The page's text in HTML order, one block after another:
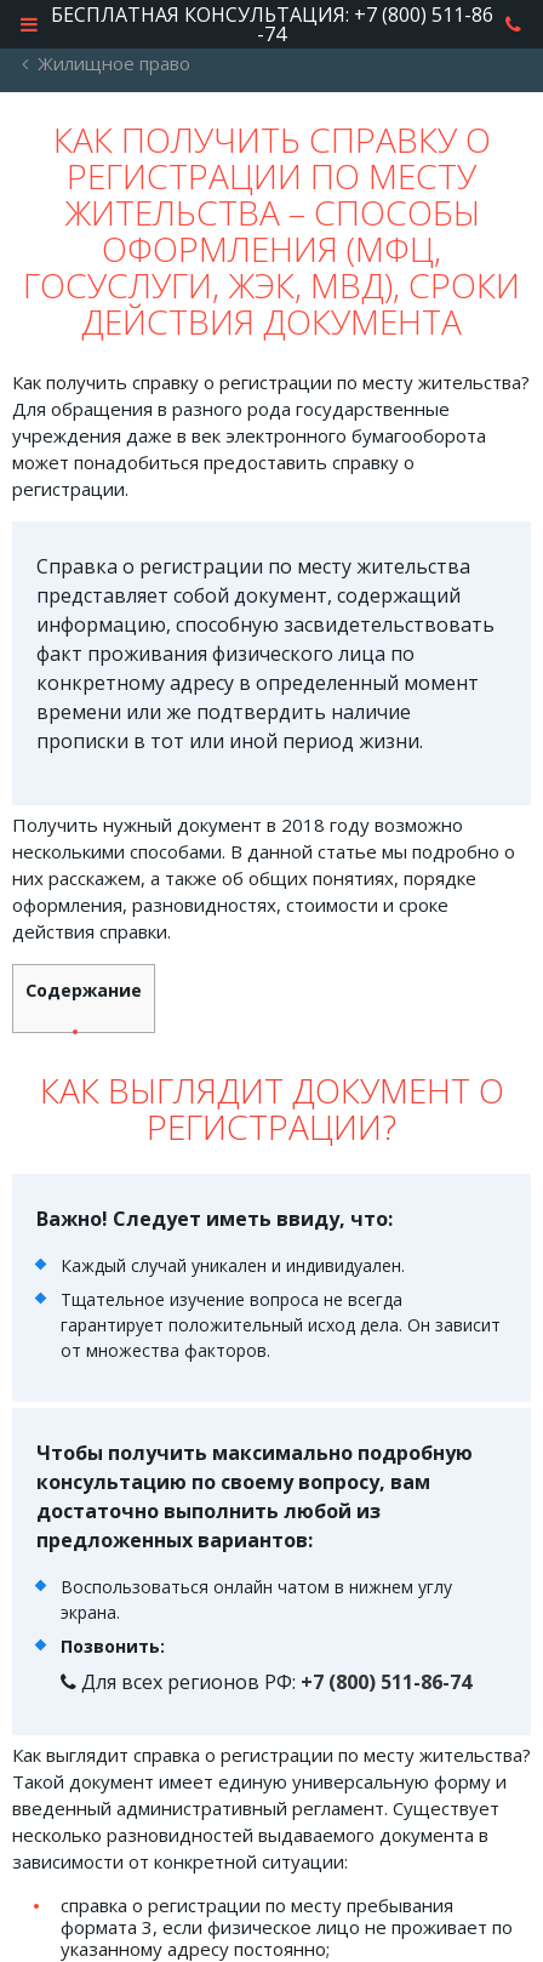
БЕСПЛАТНАЯ КОНСУЛЬТАЦИЯ: +7 (800) 511-86
-74
Жилищное право
КАК ПОЛУЧИТЬ СПРАВКУ О
РЕГИСТРАЦИИ ПО МЕСТУ
ЖИТЕЛЬСТВА – СПОСОБЫ
ОФОРМЛЕНИЯ (МФЦ,
ГОСУСЛУГИ, ЖЭК, МВД), СРОКИ
ДЕЙСТВИЯ ДОКУМЕНТА
Как получить справку о регистрации по месту жительства?
Для обращения в разного рода государственные
учреждения даже в век электронного бумагооборота
может понадобиться предоставить справку о
регистрации.
Справка о регистрации по месту жительства
представляет собой документ, содержащий
информацию, способную засвидетельствовать
факт проживания физического лица по
конкретному адресу в определенный момент
времени или же подтвердить наличие
прописки в тот или иной период жизни.
Получить нужный документ в 2018 году возможно
несколькими способами. В данной статье мы подробно о
них расскажем, а также об общих понятиях, порядке
оформления, разновидностях, стоимости и сроке
действия справки.
Содержание
КАК ВЫГЛЯДИТ ДОКУМЕНТ О
РЕГИСТРАЦИИ?
Важно! Следует иметь ввиду, что:
Каждый случай уникален и индивидуален.
Тщательное изучение вопроса не всегда
гарантирует положительный исход дела. Он зависит
от множества факторов.
Чтобы получить максимально подробную
консультацию по своему вопросу, вам
достаточно выполнить любой из
предложенных вариантов:
Воспользоваться онлайн чатом в нижнем углу
экрана.
Позвонить:
Для всех регионов РФ: +7 (800) 511-86-74
Как выглядит справка о регистрации по месту жительства?
Такой документ имеет единую универсальную форму и
введенный административный регламент. Существует
несколько разновидностей выдаваемого документа в
зависимости от конкретной ситуации:
справка о регистрации по месту пребывания
формата 3, если физическое лицо не проживает по
указанному адресу постоянно;
Автомобильное право
Авторское право
Административное право
Военное право
Гражданское право
Документы и договора
Жилищное право
Законы, кодексы и акты
Земельное право
Медицинское право
Миграционное право
Налоговое право
Семейное право
Уголовное право
Финансовое право
Юридические новости
ДОКУМЕНТЫ
+7 (800) 511-86-74
Для всех регионов РФ